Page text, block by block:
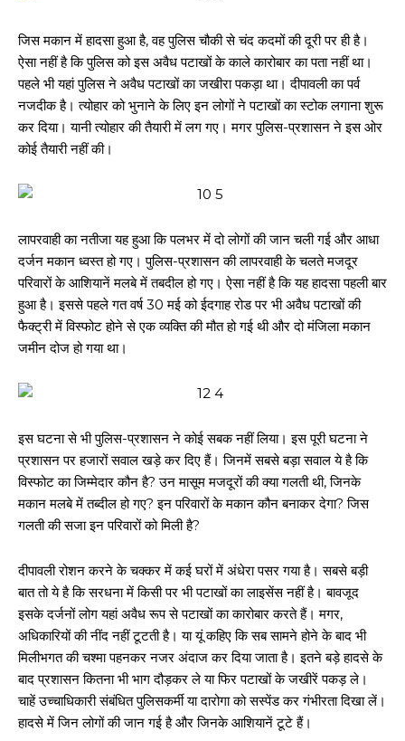
जिस मकान में हादसा हुआ है, वह पुलिस चौकी से चंद कदमों की दूरी पर ही है।
ऐसा नहीं है कि पुलिस को इस अवैध पटाखों के काले कारोबार का पता नहीं था।
पहले भी यहां पुलिस ने अवैध पटाखों का जखीरा पकड़ा था। दीपावली का पर्व
नजदीक है। त्योहार को भुनाने के लिए इन लोगों ने पटाखों का स्टोक लगाना शुरू
कर दिया। यानी त्योहार की तैयारी में लग गए। मगर पुलिस-प्रशासन ने इस ओर
कोई तैयारी नहीं की।
लापरवाही का नतीजा यह हुआ कि पलभर में दो लोगों की जान चली गई और आधा
दर्जन मकान ध्वस्त हो गए। पुलिस-प्रशासन की लापरवाही के चलते मजदूर
परिवारों के आशियानें मलबे में तबदील हो गए। ऐसा नहीं है कि यह हादसा पहली बार
हुआ है। इससे पहले गत वर्ष 30 मई को ईदगाह रोड पर भी अवैध पटाखों की
फैक्ट्री में विस्फोट होने से एक व्यक्ति की मौत हो गई थी और दो मंजिला मकान
जमीन दोज हो गया था।
इस घटना से भी पुलिस-प्रशासन ने कोई सबक नहीं लिया। इस पूरी घटना ने
प्रशासन पर हजारों सवाल खड़े कर दिए हैं। जिनमें सबसे बड़ा सवाल ये है कि
विस्फोट का जिम्मेदार कौन है? उन मासूम मजदूरों की क्या गलती थी, जिनके
मकान मलबे में तब्दील हो गए? इन परिवारों के मकान कौन बनाकर देगा? जिस
गलती की सजा इन परिवारों को मिली है?
दीपावली रोशन करने के चक्कर में कई घरों में अंधेरा पसर गया है। सबसे बड़ी
बात तो ये है कि सरधना में किसी पर भी पटाखों का लाइसेंस नहीं है। बावजूद
इसके दर्जनों लोग यहां अवैध रूप से पटाखों का कारोबार करते हैं। मगर,
अधिकारियों की नींद नहीं टूटती है। या यूं कहिए कि सब सामने होने के बाद भी
मिलीभगत की चश्मा पहनकर नजर अंदाज कर दिया जाता है। इतने बड़े हादसे के
बाद प्रशासन कितना भी भाग दौड़कर ले या फिर पटाखों के जखीरें पकड़ ले।
चाहें उच्चाधिकारी संबंधित पुलिसकर्मी या दारोगा को सस्पेंड कर गंभीरता दिखा लें।
हादसे में जिन लोगों की जान गई है और जिनके आशियानें टूटे हैं।